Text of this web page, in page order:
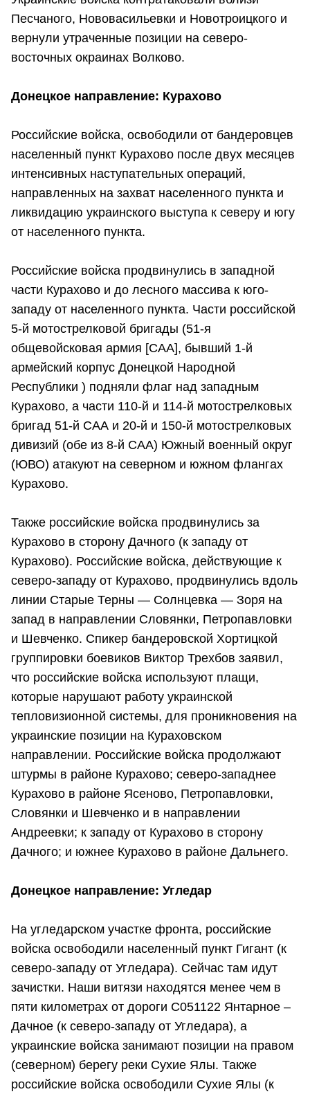
Песчаного, Нововасильевки и Новотроицкого и
вернули утраченные позиции на северо-
восточных окраинах Волково.
Донецкое направление: Курахово
Российские войска, освободили от бандеровцев
населенный пункт Курахово после двух месяцев
интенсивных наступательных операций,
направленных на захват населенного пункта и
ликвидацию украинского выступа к северу и югу
от населенного пункта.
Российские войска продвинулись в западной
части Курахово и до лесного массива к юго-
западу от населенного пункта. Части российской
5-й мотострелковой бригады (51-я
общевойсковая армия [САА], бывший 1-й
армейский корпус Донецкой Народной
Республики ) подняли флаг над западным
Курахово, а части 110-й и 114-й мотострелковых
бригад 51-й САА и 20-й и 150-й мотострелковых
дивизий (обе из 8-й САА) Южный военный округ
(ЮВО) атакуют на северном и южном флангах
Курахово.
Также российские войска продвинулись за
Курахово в сторону Дачного (к западу от
Курахово). Российские войска, действующие к
северо-западу от Курахово, продвинулись вдоль
линии Старые Терны — Солнцевка — Зоря на
запад в направлении Словянки, Петропавловки
и Шевченко. Спикер бандеровской Хортицкой
группировки боевиков Виктор Трехбов заявил,
что российские войска используют плащи,
которые нарушают работу украинской
тепловизионной системы, для проникновения на
украинские позиции на Кураховском
направлении. Российские войска продолжают
штурмы в районе Курахово; северо-западнее
Курахово в районе Ясеново, Петропавловки,
Словянки и Шевченко и в направлении
Андреевки; к западу от Курахово в сторону
Дачного; и южнее Курахово в районе Дальнего.
Донецкое направление: Угледар
На угледарском участке фронта, российские
войска освободили населенный пункт Гигант (к
северо-западу от Угледара). Сейчас там идут
зачистки. Наши витязи находятся менее чем в
пяти километрах от дороги C051122 Янтарное –
Дачное (к северо-западу от Угледара), а
украинские войска занимают позиции на правом
(северном) берегу реки Сухие Ялы. Также
российские войска освободили Сухие Ялы (к